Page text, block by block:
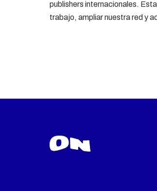
publishers internacionales.
trabajo, ampliar nuestra red y